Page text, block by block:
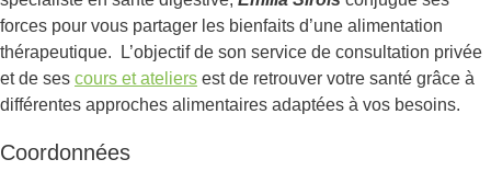
forces pour vous partager les bienfaits d’une alimentation
thérapeutique. L’objectif de son service de consultation privée
et de ses cours et ateliers est de retrouver votre santé grâce à
différentes approches alimentaires adaptées à vos besoins.
Coordonnées